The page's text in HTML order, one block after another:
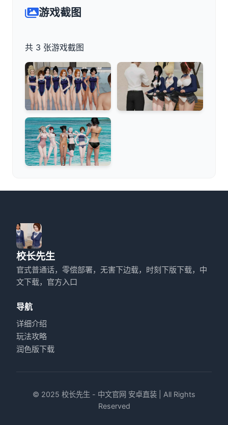
游戏截图
共 3 张游戏截图
校长先生
官式普通话，零偿部署，无害下边载，时刻下版下载，中
文下载，官方入口
导航
详细介绍
玩法攻略
润色版下载
© 2025 校长先生 - 中文官网 安卓直装 | All Rights
Reserved